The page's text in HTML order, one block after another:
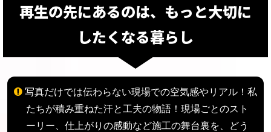
再生の先にあるのは、もっと大切に
したくなる暮らし
写真だけでは伝わらない現場での空気感やリアル！私
たちが積み重ねた汗と工夫の物語！現場ごとのスト
ーリー、仕上がりの感動など施工の舞台裏を、どう